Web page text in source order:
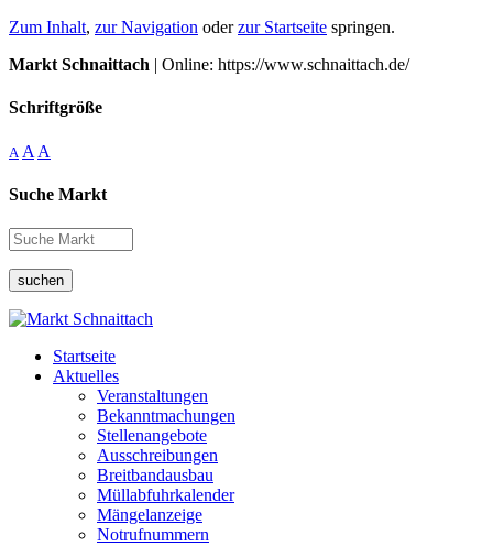
Zum Inhalt, zur Navigation oderzur Startseite springen.
Markt Schnaittach | Online: https://www.schnaittach.de/
Schriftgröße
A A A
Suche Markt
suchen
Startseite
Aktuelles
Veranstaltungen
Bekanntmachungen
Stellenangebote
Ausschreibungen
Breitbandausbau
Müllabfuhrkalender
Mängelanzeige
Notrufnummern